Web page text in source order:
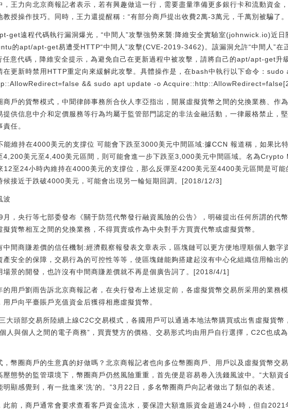
，王力向北京商報記者表示，若有興趣做這一行，需要盡量準備更多銀行卡和流動資金
教授操作技巧。同時，王力還提醒稱：“有部分商戶提出收費2萬-3萬元，千萬別被騙了
get遠程代碼執行漏洞爆光，“中間人”攻擊強勢來襲:降維安全實驗室(johnwick.io)近日
的apt/apt-get易遭受HTTP“中間人”攻擊(CVE-2019-3462)。該漏洞允許“中間人”在
任意代碼，降維安全提示，為避免自己在更新過程中被攻擊，請將自己的apt/apt-get升
在更新時禁用HTTP重定向來緩解此攻擊。具體操作是，在bash中執行以下命令：
&& sudo apt update -o
商戶的貨幣模式，中聞律師事務所合伙人李亞指出，開展虛擬貨幣之間的兌換業務、作
提供信息中介和定價服務等行為均屬于監管部門認定的非法金融活動，一律嚴格禁止，
任。
能維持在4000美元的支撐位 可能會下跌至3000美元中間區域:據CCN 報道稱，如果比
4,200美元至4,400美元區間，則可能會進一步下跌至3,000美元中間區域。名為Crypto
12至24小時內維持在4000美元的支撐位，那么反彈至4200美元至4400美元區間是可
候接近于跌破4000美元，可能會出現另一輪短期回調。[2018/12/3]
波
，央行等七部委發布《關于防范代幣發行融資風險的公告》，明確提出任何所謂的代
擬貨幣相互之間的兌換業務，不得買賣或作為中央對手方買賣代幣或虛擬貨幣。
中間商賺差價的信任機制:經濟觀察報發表文章表示，區塊鏈可以更方便地理順個人數字
產安全的保障，交易行為的可控性等等，使區塊鏈能夠搭建起沒有中心化組織信用輸出
場景的開發，也許沒有中間商賺差價就不再是個廣告詞了。[2018/4/1]
的用戶劉雨告訴北京商報記者，在央行發布上述規定前，各虛擬貨幣交易所采用的業務
用戶向平臺賬戶充值資金后獲得相應虛擬貨幣。
大頭部交易所陸續上線C2C交易模式，各國用戶可以通過本地法幣購買或出售虛擬貨幣
人與個人之間的電子商務”，買賣雙方的價格、交易形式均由用戶自行選擇，C2C也成
，幣圈商戶的生意真的好做嗎？北京商報記者也向多位幣圈商戶、用戶以及虛擬貨幣交
壓態勢的監管環境下，幣圈商戶仍然風險重重，首先便是容易卷入洗錢風波中。“大額資
明顯感覺到，有一批進來‘洗’的。”3月22日，多名幣圈商戶向記者做出了類似的表述。
此前，商戶通常會要求查看客戶資金流水，要保證大額進賬資金超過24小時，但自2021